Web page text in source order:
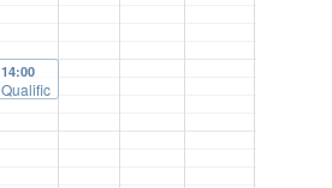
14:00
Qualific